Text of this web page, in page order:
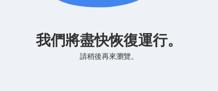
我們將盡快恢復運行。
請稍後再來瀏覽。